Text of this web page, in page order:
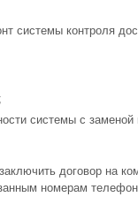
системы контроля
системы с
договор на
номерам